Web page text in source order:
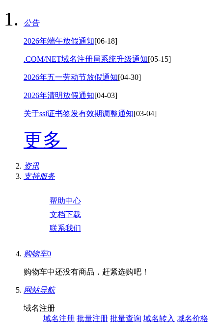
公告
2026年端午放假通知[06-18]
.COM/NET域名注册局系统升级通知[05-15]
2026年五一劳动节放假通知[04-30]
2026年清明放假通知[04-03]
关于ssl证书签发有效期调整通知[03-04]
更多
资讯
支持服务
帮助中心
文档下载
联系我们
购物车0
购物车中还没有商品，赶紧选购吧！
网站导航
域名注册
域名注册 批量注册 批量查询 域名转入 域名价格